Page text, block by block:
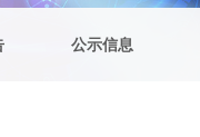
险评估 公共卫生检测
公示信息